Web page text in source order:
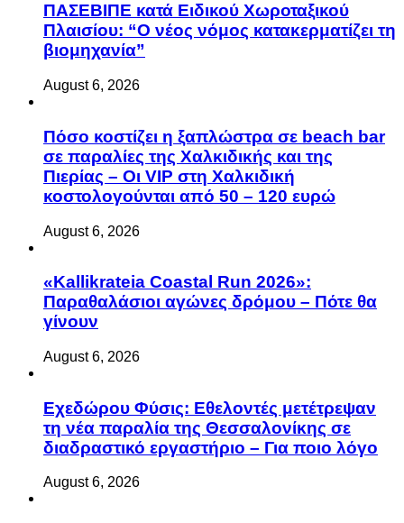
ΠΑΣΕΒΙΠΕ κατά Ειδικού Χωροταξικού
Πλαισίου: “Ο νέος νόμος κατακερματίζει τη
βιομηχανία”
August 6, 2026
Πόσο κοστίζει η ξαπλώστρα σε beach bar
σε παραλίες της Χαλκιδικής και της
Πιερίας – Οι VIP στη Χαλκιδική
κοστολογούνται από 50 – 120 ευρώ
August 6, 2026
«Kallikrateia Coastal Run 2026»:
Παραθαλάσιοι αγώνες δρόμου – Πότε θα
γίνουν
August 6, 2026
Eχεδώρου Φύσις: Εθελοντές μετέτρεψαν
τη νέα παραλία της Θεσσαλονίκης σε
διαδραστικό εργαστήριο – Για ποιο λόγο
August 6, 2026